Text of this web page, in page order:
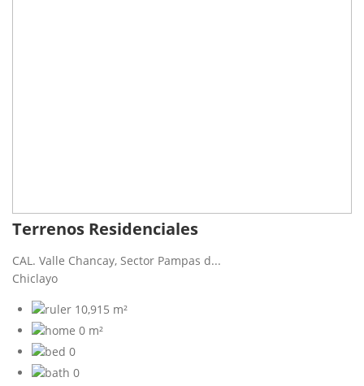
Terrenos Residenciales
CAL. Valle Chancay, Sector Pampas d...
Chiclayo
10,915 m²
0 m²
0
0